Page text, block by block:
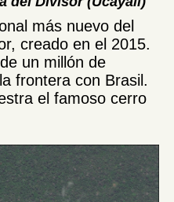
más nuevo del
creado en el 2015.
un millón de
frontera con Brasil.
el famoso cerro